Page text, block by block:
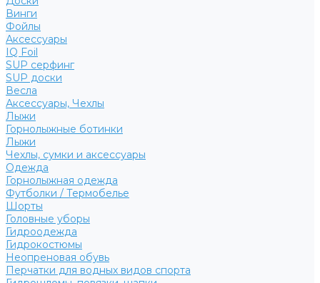
Винги
Фойлы
Аксессуары
IQ Foil
SUP серфинг
SUP доски
Весла
Аксессуары, Чехлы
Лыжи
Горнолыжные ботинки
Лыжи
Чехлы, сумки и аксессуары
Одежда
Горнолыжная одежда
Футболки / Термобелье
Шорты
Головные уборы
Гидроодежда
Гидрокостюмы
Неопреновая обувь
Перчатки для водных видов спорта